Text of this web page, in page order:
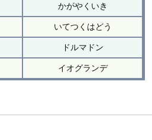
かがやくいき
いてつくはどう
ドルマドン
イオグランデ